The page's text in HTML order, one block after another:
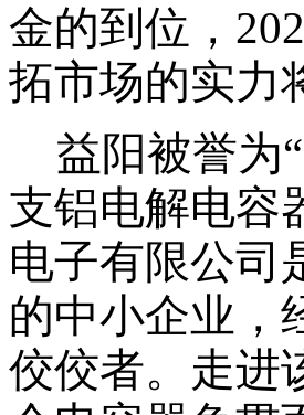
金的到位，
拓市场的实力
益阳被誉为
支铝电解电容
电子有限公司
的中小企业，
佼佼者。走进